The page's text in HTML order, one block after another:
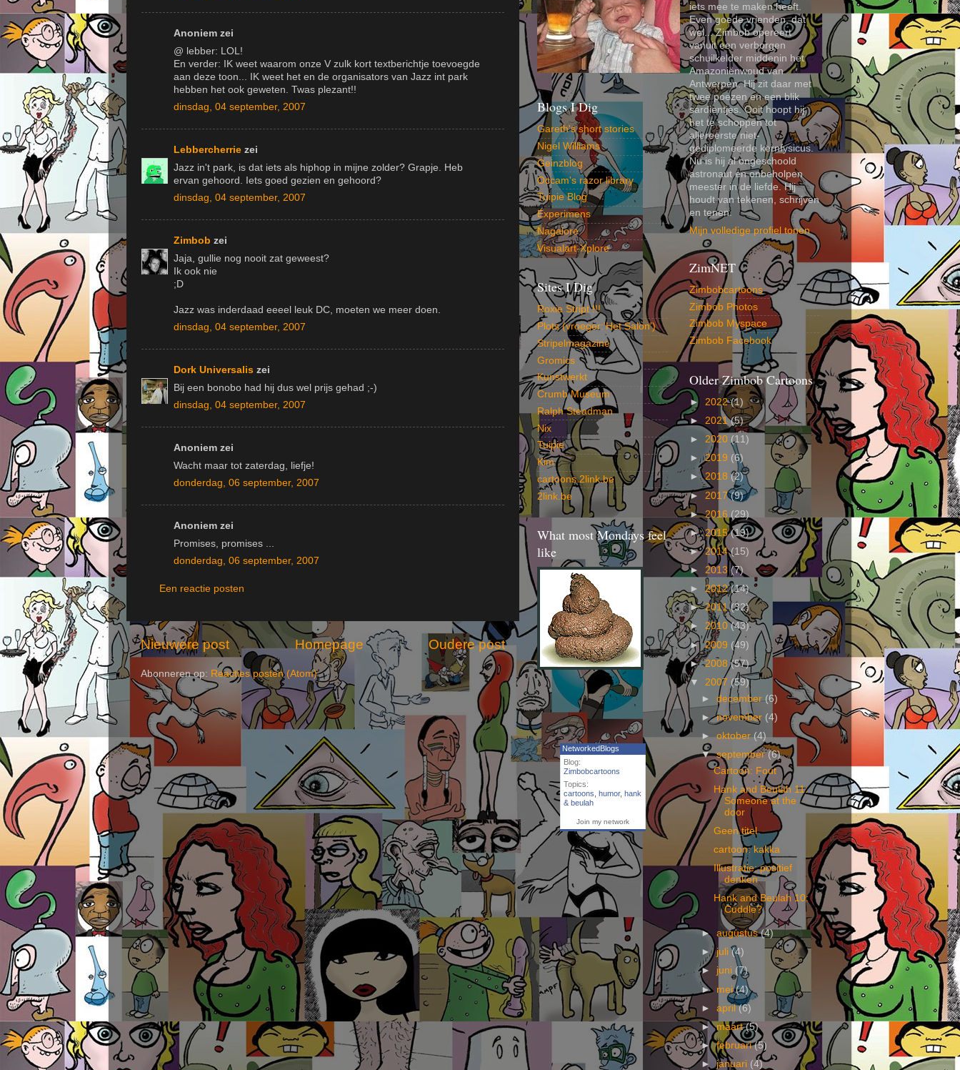
Anoniem zei
@ lebber: LOL!
En verder: IK weet waarom onze V zulk kort textberichtje toevoegde
aan deze toon... IK weet het en de organisators van Jazz int park
hebben het ook geweten. Twas plezant!!
dinsdag, 04 september, 2007
Lebbercherrie zei
Jazz in't park, is dat iets als hiphop in mijne zolder? Grapje. Heb
ervan gehoord. Iets goed gezien en gehoord?
dinsdag, 04 september, 2007
Zimbob zei
Jaja, gullie nog nooit zat geweest?
Ik ook nie
;D
Jazz was inderdaad eeeel leuk DC, moeten we meer doen.
dinsdag, 04 september, 2007
Dork Universalis zei
Bij een bonobo had hij dus wel prijs gehad ;-)
dinsdag, 04 september, 2007
Anoniem zei
Wacht maar tot zaterdag, liefje!
donderdag, 06 september, 2007
Anoniem zei
Promises, promises ...
donderdag, 06 september, 2007
Een reactie posten
Nieuwere post Oudere post
Homepage
Abonneren op: Reacties posten (Atom)
Blogs I Dig
Gareth's short stories
Nigel Williams
Geinzblog
Occam's razor library
Tuipie Blog
Experimens
Nagalore
Visualart-Xplore
Sites I Dig
Roxie Stript !!!
Plots (vroeger:'Het Salon')
Stripelmagazine
Gromics
Kunstwerkt
Crumb Museum
Ralph Steadman
Nix
Tuipie
Kim
cartoons.2link.be
2link.be
What most Mondays feel
like
NetworkedBlogs
Blog:
Zimbobcartoons
Topics:
cartoons humor, hank
& beulah
Join my network
iets mee te maken heeft.
Even goede vrienden, dat
wel... Zimbob opereert
vanuit een verborgen
schuilkelder middenin het
Amazoniënwoud van
Antwerpen. Hij zit daar met
twee poezen en een blik
sardientjes. Ooit hoopt hij
het te schoppen tot
allereerste niet-
gediplomeerde kernfysicus.
Nu is hij al ongeschoold
astronaut en onbeholpen
meester in de liefde. Hij
houdt van tekenen, schrijven
en tenen.
Mijn volledige profiel tonen
ZimNET
Zimbobcartoons
Zimbob Photos
Zimbob Myspace
Zimbob Facebook
Older Zimbob Cartoons
► 2022(1)
► 2021(5)
► 2020 (11)
►2019 (6)
►2018 (2)
► 2017(9)
►2016 (29)
►2015(19)
►2014(15)
► 2013(7)
► 2012(14)
►2011(32)
► 2010(43)
►2009 (49)
►2008(57)
▼ 2007 (59)
►december(6)
►november (4)
►oktober(4)
▼september(6)
Cartoon: Fout
Hank and Beulah 11:
Someone at the
door
Geen titel
cartoon: kakka
Illustratie: positief
denken
Hank and Beulah 10:
Cuddle?
►augustus(4)
►juli(4)
► juni (7)
► mei(4)
►april(6)
►maart(5)
►februari(5)
►januari (4)